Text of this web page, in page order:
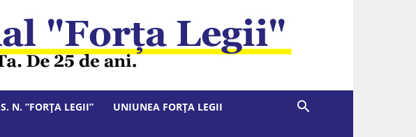
S. N. ”FORȚA LEGII” UNIUNEA FORȚA LEGII